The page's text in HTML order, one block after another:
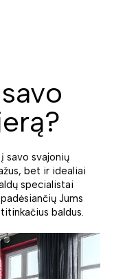
savo svajonių
bet ir idealiai
specialistai
Jums
baldus.